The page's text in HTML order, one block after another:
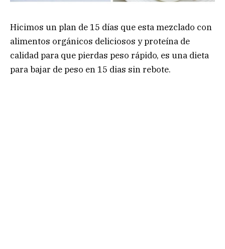
Hicimos un plan de 15 días que esta mezclado con
alimentos orgánicos deliciosos y proteína de
calidad para que pierdas peso rápido, es una dieta
para bajar de peso en 15 dias sin rebote.